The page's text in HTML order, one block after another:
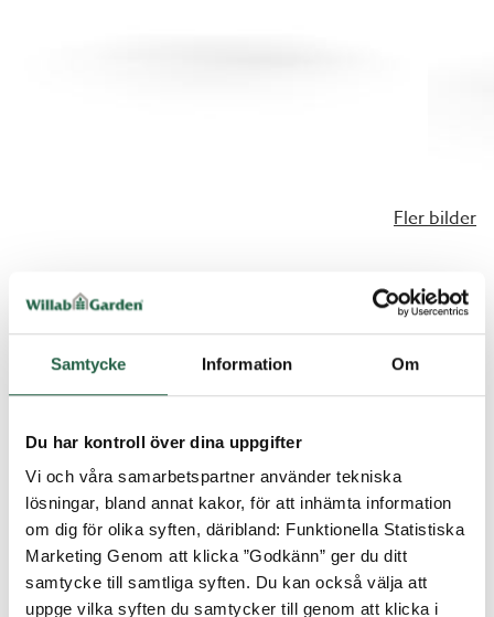
Samtycke Information Om
Du har kontroll över dina uppgifter
Vi och våra samarbetspartner använder tekniska
lösningar, bland annat kakor, för att inhämta information
om dig för olika syften, däribland: Funktionella Statistiska
Marketing Genom att klicka ”Godkänn” ger du ditt
samtycke till samtliga syften. Du kan också välja att
uppge vilka syften du samtycker till genom att klicka i
Fler bilder
VANLIGA FRÅGOR OCH SVAR
Kan jag beställa partier i specialmått?
Vad är säkerhetsglas?